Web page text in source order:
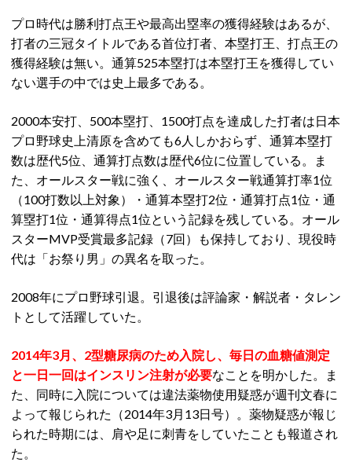
プロ時代は勝利打点王や最高出塁率の獲得経験はあるが、
打者の三冠タイトルである首位打者、本塁打王、打点王の
獲得経験は無い。通算525本塁打は本塁打王を獲得してい
ない選手の中では史上最多である。
2000本安打、500本塁打、1500打点を達成した打者は日本
プロ野球史上清原を含めても6人しかおらず、通算本塁打
数は歴代5位、通算打点数は歴代6位に位置している。ま
た、オールスター戦に強く、オールスター戦通算打率1位
（100打数以上対象）・通算本塁打2位・通算打点1位・通
算塁打1位・通算得点1位という記録を残している。オール
スターMVP受賞最多記録（7回）も保持しており、現役時
代は「お祭り男」の異名を取った。
2008年にプロ野球引退。引退後は評論家・解説者・タレン
トとして活躍していた。
2014年3月、2型糖尿病のため入院し、毎日の血糖値測定
と一日一回はインスリン注射が必要なことを明かした。ま
た、同時に入院については違法薬物使用疑惑が週刊文春に
よって報じられた（2014年3月13日号）。薬物疑惑が報じ
られた時期には、肩や足に刺青をしていたことも報道され
た。